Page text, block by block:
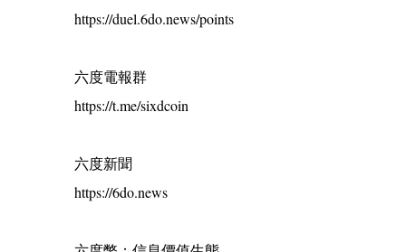
https://duel.6do.news/points
六度電報群
https://t.me/sixdcoin
六度新聞
https://6do.news